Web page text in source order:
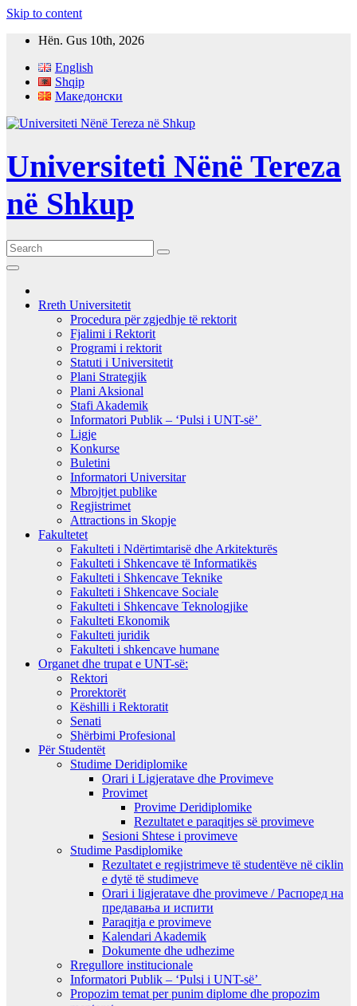
Skip to content
Hën. Gus 10th, 2026
English
Shqip
Македонски
Universiteti Nënë Tereza
në Shkup
Rreth Universitetit
Procedura për zgjedhje të rektorit
Fjalimi i Rektorit
Programi i rektorit
Statuti i Universitetit
Plani Strategjik
Plani Aksional
Stafi Akademik
Informatori Publik – ‘Pulsi i UNT-së’
Ligje
Konkurse
Buletini
Informatori Universitar
Mbrojtjet publike
Regjistrimet
Attractions in Skopje
Fakultetet
Fakulteti i Ndërtimtarisë dhe Arkitekturës
Fakulteti i Shkencave të Informatikës
Fakulteti i Shkencave Teknike
Fakulteti i Shkencave Sociale
Fakulteti i Shkencave Teknologjike
Fakulteti Ekonomik
Fakulteti juridik
Fakulteti i shkencave humane
Organet dhe trupat e UNT-së:
Rektori
Prorektorët
Këshilli i Rektoratit
Senati
Shërbimi Profesional
Për Studentët
Studime Deridiplomike
Orari i Ligjeratave dhe Provimeve
Provimet
Provime Deridiplomike
Rezultatet e paraqitjes së provimeve
Sesioni Shtese i provimeve
Studime Pasdiplomike
Rezultatet e regjistrimeve të studentëve në ciklin
e dytë të studimeve
Orari i ligjeratave dhe provimeve / Распоред на
предавањa и испити
Paraqitja e provimeve
Kalendari Akademik
Dokumente dhe udhezime
Rregullore institucionale
Informatori Publik – ‘Pulsi i UNT-së’
Propozim temat per punim diplome dhe propozim